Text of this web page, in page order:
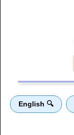
🔍 English